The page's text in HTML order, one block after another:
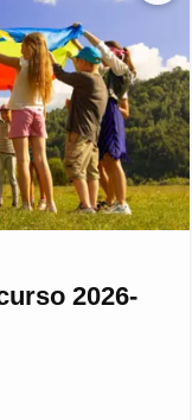
2026-